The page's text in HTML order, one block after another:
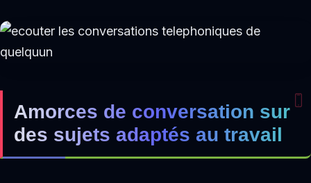
Amorces de conversation sur
des sujets adaptés au travail